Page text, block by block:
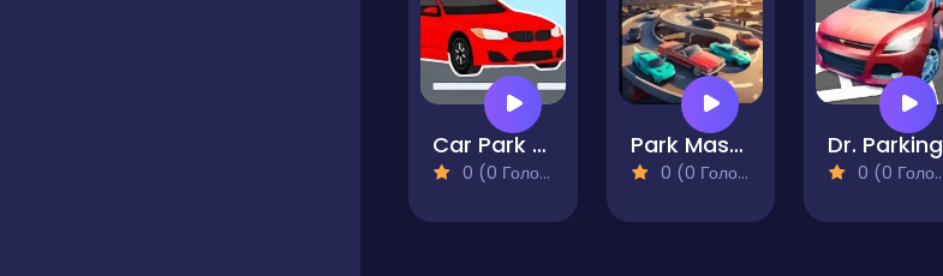
Car Park Simulator
0 (0 Голосів)
Park Master Multi-Level Challenge
0 (0 Голосів)
Dr. Parking
0 (0 Голосів)